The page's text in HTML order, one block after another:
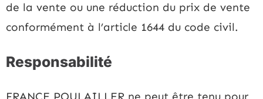
de la vente ou une réduction du prix de vente
conformément à l’article 1644 du code civil.
Responsabilité
FRANCE POULAILLER ne peut être tenu pour